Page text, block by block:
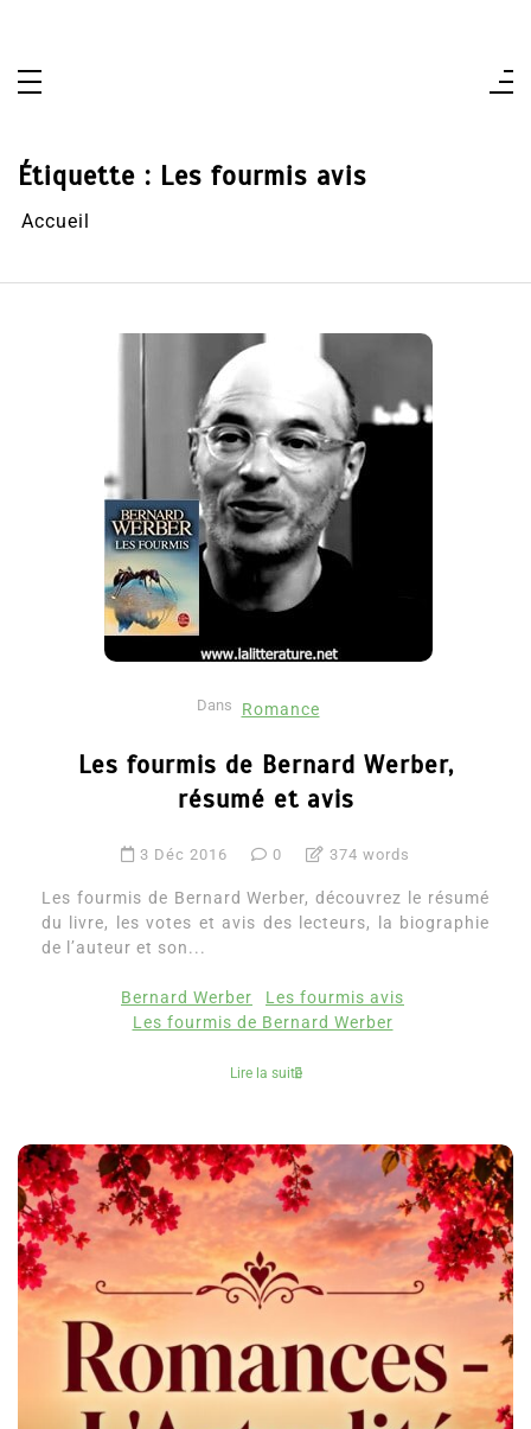
Étiquette : Les fourmis avis
Accueil
Dans Romance
Les fourmis de Bernard Werber,
résumé et avis
3 Déc 2016 0 374 words
Les fourmis de Bernard Werber, découvrez le résumé
du livre, les votes et avis des lecteurs, la biographie
de l’auteur et son...
Bernard Werber
Les fourmis avis
Les fourmis de Bernard Werber
Lire la suite